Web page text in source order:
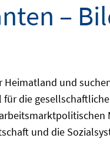
–
und
die
und die